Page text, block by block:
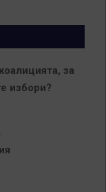
за
избори?